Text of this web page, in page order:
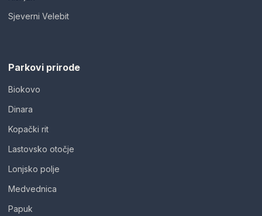
Sjeverni Velebit
Parkovi prirode
Biokovo
Dinara
Kopački rit
Lastovsko otočje
Lonjsko polje
Medvednica
Papuk